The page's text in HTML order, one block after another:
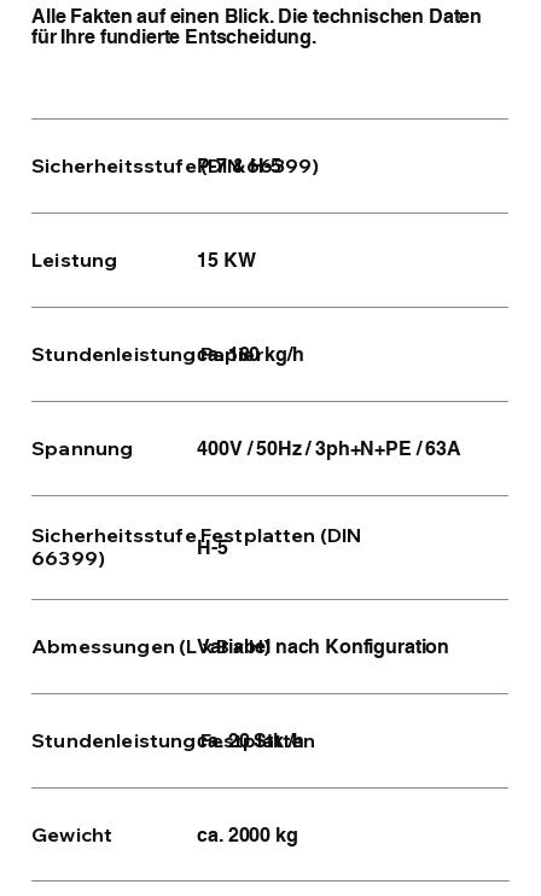
Alle Fakten auf einen Blick. Die technischen Daten
für Ihre fundierte Entscheidung.
Sicherheitsstufe (DIN 66399)
P-7 & H-5
Leistung 15 KW
Stundenleistung Papier
ca. 180 kg/h
Spannung 400V / 50Hz / 3ph+N+PE / 63A
Sicherheitsstufe Festplatten (DIN
66399)
H-5
Abmessungen (L x B x H)Variabel nach Konfiguration
Stundenleistung Festplatten
ca. 20 Stk./h
Gewicht ca. 2000 kg